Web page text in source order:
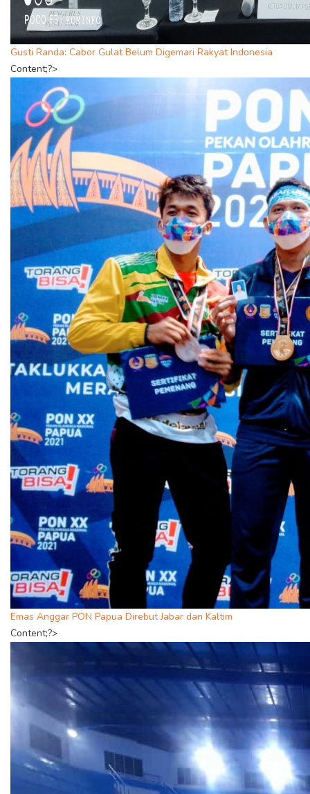
Gusti Randa: Cabor Gulat Belum Digemari Rakyat Indonesia
Content;?>
Emas Anggar PON Papua Direbut Jabar dan Kaltim
Content;?>